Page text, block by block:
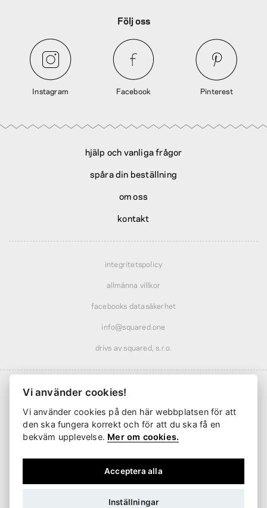
Följ oss
Instagram Facebook Pinterest
hjälp och vanliga frågor
spåra din beställning
om oss
kontakt
integritetspolicy
allmänna villkor
facebooks datasäkerhet
info@squared.one
drivs av squared, s.r.o.
Frakt från61 kr· rabatterad över 568 kr
Leverans från2 arbetsdagar
Vi använder cookies!
Vi använder cookies på den här webbplatsen för att
den ska fungera korrekt och för att du ska få en
bekväm upplevelse. Mer om cookies.
Acceptera alla
Inställningar